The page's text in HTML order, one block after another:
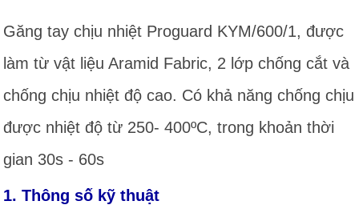
Găng tay chịu nhiệt Proguard KYM/600/1, được
làm từ vật liệu Aramid Fabric, 2 lớp chống cắt và
chống chịu nhiệt độ cao. Có khả năng chống chịu
được nhiệt độ từ 250- 400ºC, trong khoản thời
gian 30s - 60s
1. Thông số kỹ thuật